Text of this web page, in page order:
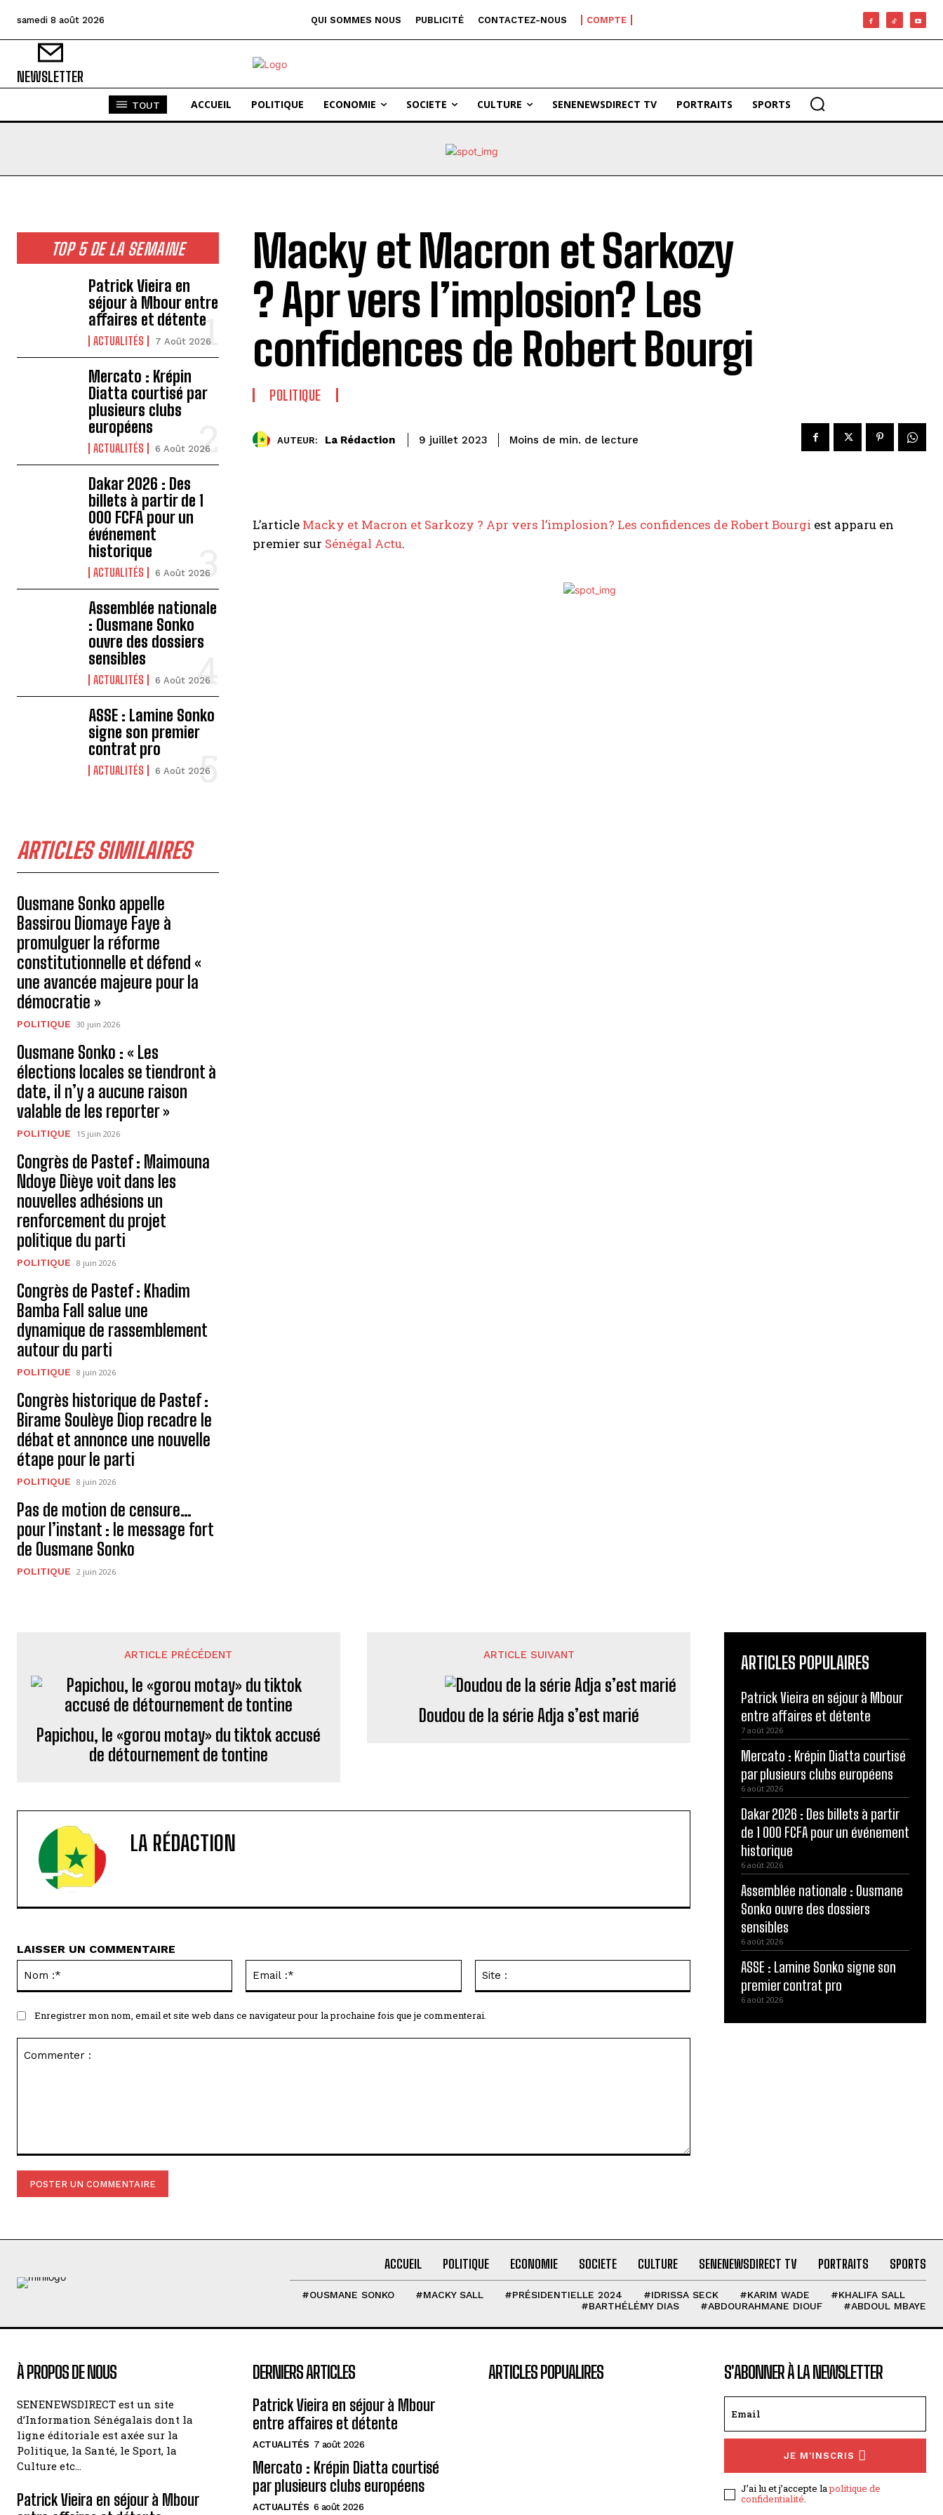
samedi 8 août 2026 QUI SOMMES NOUS PUBLICITÉ CONTACTEZ-NOUS COMPTE
NEWSLETTER
TOUT ACCUEIL POLITIQUE ECONOMIE SOCIETE CULTURE SENENEWSDIRECT TV PORTRAITS SPORTS
TOP 5 DE LA SEMAINE
Patrick Vieira en
séjour à Mbour entre
affaires et détente
ACTUALITÉS 7 Août 2026
Mercato : Krépin
Diatta courtisé par
plusieurs clubs
européens
ACTUALITÉS 6 Août 2026
Dakar 2026 : Des
billets à partir de 1
000 FCFA pour un
événement
historique
ACTUALITÉS 6 Août 2026
Assemblée nationale
: Ousmane Sonko
ouvre des dossiers
sensibles
ACTUALITÉS 6 Août 2026
ASSE : Lamine Sonko
signe son premier
contrat pro
ACTUALITÉS 6 Août 2026
ARTICLES SIMILAIRES
Ousmane Sonko appelle
Bassirou Diomaye Faye à
promulguer la réforme
constitutionnelle et défend «
une avancée majeure pour la
démocratie »
POLITIQUE 30 juin 2026
Ousmane Sonko : « Les
élections locales se tiendront à
date, il n’y a aucune raison
valable de les reporter »
POLITIQUE 15 juin 2026
Congrès de Pastef : Maimouna
Ndoye Dièye voit dans les
nouvelles adhésions un
renforcement du projet
politique du parti
POLITIQUE 8 juin 2026
Congrès de Pastef : Khadim
Bamba Fall salue une
dynamique de rassemblement
autour du parti
POLITIQUE 8 juin 2026
Congrès historique de Pastef :
Birame Soulèye Diop recadre le
débat et annonce une nouvelle
étape pour le parti
POLITIQUE 8 juin 2026
Pas de motion de censure…
pour l’instant : le message fort
de Ousmane Sonko
POLITIQUE 2 juin 2026
Macky et Macron et Sarkozy
? Apr vers l’implosion? Les
confidences de Robert Bourgi
POLITIQUE
AUTEUR: La Rédaction 9 juillet 2023 Moins de min. de lecture
L’article Macky et Macron et Sarkozy ? Apr vers l’implosion? Les confidences de Robert Bourgi est apparu en
premier sur Sénégal Actu.
ARTICLE PRÉCÉDENT
Papichou, le «gorou motay» du tiktok accusé
de détournement de tontine
ARTICLE SUIVANT
Doudou de la série Adja s’est marié
LA RÉDACTION
LAISSER UN COMMENTAIRE
Enregistrer mon nom, email et site web dans ce navigateur pour la prochaine fois que je commenterai.
ARTICLES POPULAIRES
Patrick Vieira en séjour à Mbour
entre affaires et détente
7 août 2026
Mercato : Krépin Diatta courtisé
par plusieurs clubs européens
6 août 2026
Dakar 2026 : Des billets à partir
de 1 000 FCFA pour un événement
historique
6 août 2026
Assemblée nationale : Ousmane
Sonko ouvre des dossiers
sensibles
6 août 2026
ASSE : Lamine Sonko signe son
premier contrat pro
6 août 2026
ACCUEIL POLITIQUE ECONOMIE SOCIETE CULTURE SENENEWSDIRECT TV PORTRAITS SPORTS
#OUSMANE SONKO #MACKY SALL #PRÉSIDENTIELLE 2024 #IDRISSA SECK #KARIM WADE
#KHALIFA SALL
#BARTHÉLÉMY DIAS
#ABDOURAHMANE DIOUF #ABDOUL MBAYE
À PROPOS DE NOUS
SENENEWSDIRECT est un site
d’Information Sénégalais dont la
ligne éditoriale est axée sur la
Politique, la Santé, le Sport, la
Culture etc…
Patrick Vieira en séjour à Mbour
DERNIERS ARTICLES
Patrick Vieira en séjour à Mbour
entre affaires et détente
ACTUALITÉS 7 août 2026
Mercato : Krépin Diatta courtisé
par plusieurs clubs européens
ACTUALITÉS 6 août 2026
ARTICLES POPUALIRES S'ABONNER À LA NEWSLETTER
JE M'INSCRIS
J’ai lu et j’accepte lapolitique de
confidentialité.